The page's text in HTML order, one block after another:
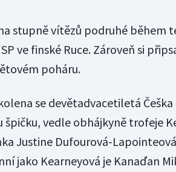
stupně vítězů podruhé během
ve finské Ruce. Zároveň si
poháru.
se devětadvacetiletá Češka
špičku, vedle obhájkyně trofeje
Justine Dufourová-
jako Kearneyová je Kanaďan